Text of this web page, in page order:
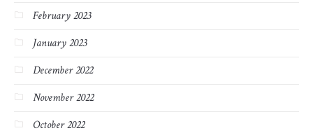
February 2023
January 2023
December 2022
November 2022
October 2022